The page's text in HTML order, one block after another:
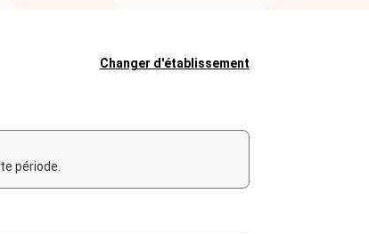
Changer d'établissement
période.